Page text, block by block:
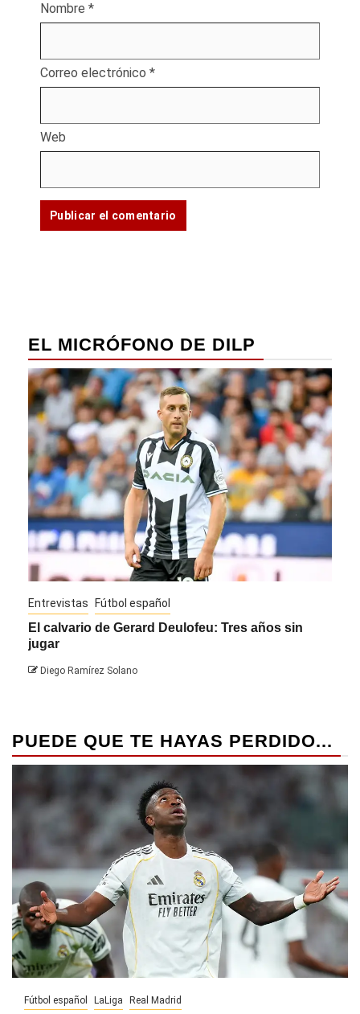
Nombre *
Correo electrónico *
Web
EL MICRÓFONO DE DILP
Entrevistas Fútbol español
El calvario de Gerard Deulofeu: Tres años sin
jugar
Diego Ramírez Solano
PUEDE QUE TE HAYAS PERDIDO...
Fútbol español LaLiga Real Madrid